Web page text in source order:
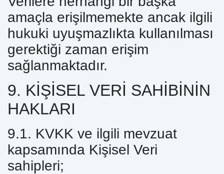
amaçla erişilmemekte ancak ilgili
hukuki uyuşmazlıkta kullanılması
gerektiği zaman erişim
sağlanmaktadır.
9. KİŞİSEL VERİ SAHİBİNİN
HAKLARI
9.1. KVKK ve ilgili mevzuat
kapsamında Kişisel Veri
sahipleri;